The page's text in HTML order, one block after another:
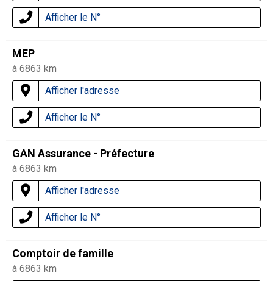
Afficher le N°
MEP
à 6863 km
Afficher l'adresse
Afficher le N°
GAN Assurance - Préfecture
à 6863 km
Afficher l'adresse
Afficher le N°
Comptoir de famille
à 6863 km